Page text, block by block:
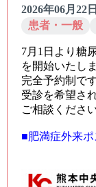
2026年06月22日
患者・一般
7月1日より糖
を開始いたしま
完全予約制です
受診を希望さ
ご相談ください
■肥満症外来ポ